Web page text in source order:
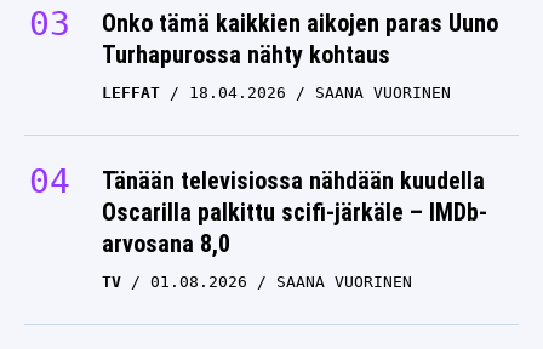
Onko tämä kaikkien aikojen paras Uuno
Turhapurossa nähty kohtaus
LEFFAT 18.04.2026 SAANA VUORINEN
Tänään televisiossa nähdään kuudella
Oscarilla palkittu scifi-järkäle – IMDb-
arvosana 8,0
TV 01.08.2026 SAANA VUORINEN